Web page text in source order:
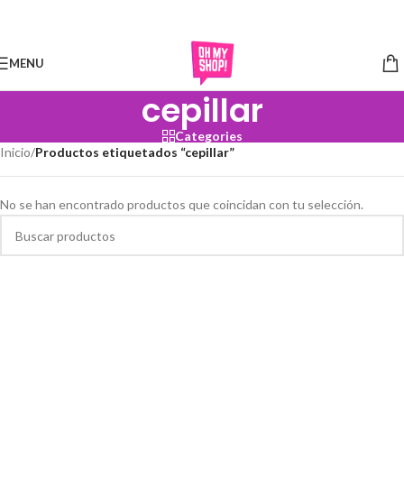
MENU
cepillar
Categories
Inicio/Productos etiquetados “cepillar”
No se han encontrado productos que coincidan con tu selección.